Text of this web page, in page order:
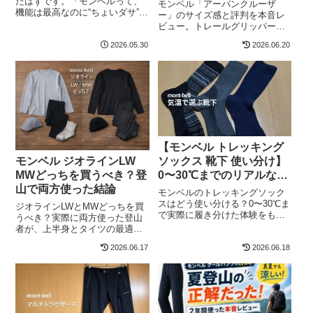
機能は最高なのに“ちょいダサ”と
とモンベルを行ったり来たりし
でも、どうすればコスパ良く“清
潔感とおしゃれ”の両立ができる
かを日々考えているタ...
2026.05.30
モンベル「アーバンクルーザ
ー」のサイズ感と評判を本音レ
ビュー。トレールグリッパーの
ジネス利用の可否まで詳しく解
説します。購入前に知っておき
たい注意点もまとめました。
2026.06.20
モンベル ジオラインLW
MWどっちを買うべき？登
山で両方使った結論
ジオラインLWとMWどっちを買
うべき？実際に両方使った登山
者が、上半身とタイツの最適な
説。気温別の使い分けや選び方
もわかりやすく紹介します。
2026.06.17
【モンベル トレッキング
ソックス 靴下 使い分け】
0〜30℃までのリアルな選
び方
モンベルのトレッキングソック
スはどう使い分ける？0〜30℃ま
で実際に履き分けた体験をもと
いと選び方を解説。足のオーバ
も紹介します。
2026.06.18